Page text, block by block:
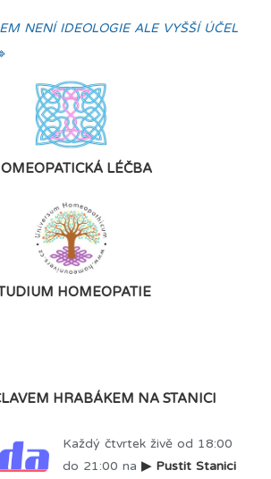
NENÍ IDEOLOGIE ALE VYŠŠÍ ÚČEL
LÉČBA
HOMEOPATIE
HRABÁKEM NA STANICI
Každý čtvrtek živě od 18:00
do 21:00 na ▶ Pustit Stanici